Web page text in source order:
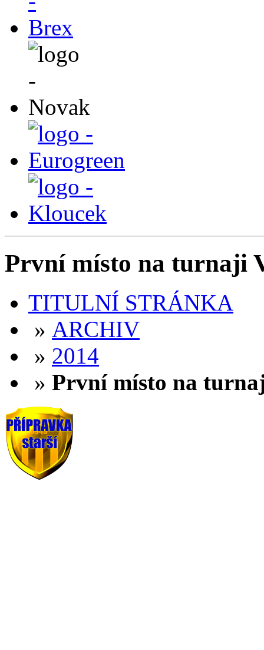
První místo na turnaji
TITULNÍ STRÁNKA
» ARCHIV
» 2014
» První místo na